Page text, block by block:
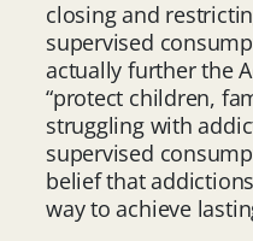
closing and
supervised
actually further the
“protect children,
struggling with
supervised
belief that
way to achieve